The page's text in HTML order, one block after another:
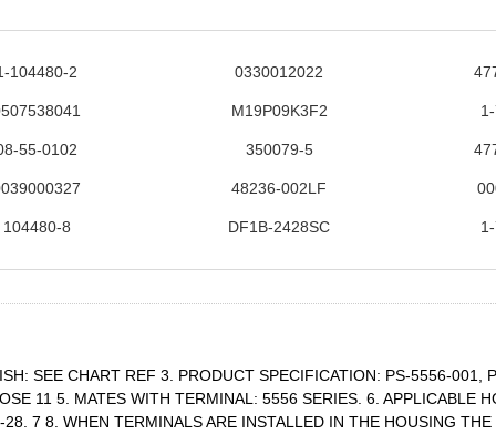
104480-2 0330012022
M19P09K3F2
55-0102 350079-5
48236-002LF
104480-8 DF1B-2428SC
SEE CHART REF 3. PRODUCT SPECIFICATION: PS-5556-001,
11 5. MATES WITH TERMINAL: 5556 SERIES. 6. APPLICABLE
7 8. WHEN TERMINALS ARE INSTALLED IN THE HOUSING